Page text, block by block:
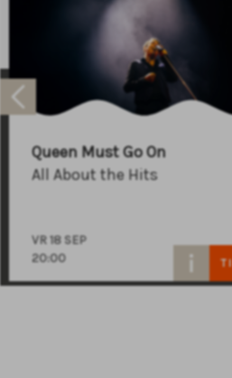
Queen Must Go On
All About the Hits
VR 18 SEP
20:00
+31 (0)591 - 850 856
info@atlastheater.nl